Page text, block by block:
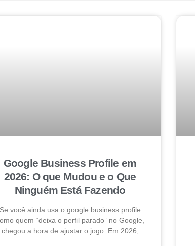
Google Business Profile em
2026: O que Mudou e o Que
Ninguém Está Fazendo
Se você ainda usa o google business profile
quem “deixa o perfil parado” no Google,
chegou a hora de ajustar o jogo. Em 2026,